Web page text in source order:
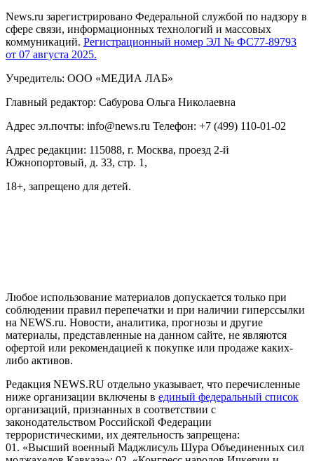
News.ru зарегистрировано Федеральной службой по надзору в
сфере связи, информационных технологий и массовых
коммуникаций. Регистрационный номер ЭЛ № ФС77-89793
от 07 августа 2025.
Учредитель: ООО «МЕДИА ЛАБ»
Главный редактор: Сабурова Ольга Николаевна
Адрес эл.почты: info@news.ru Телефон: +7 (499) 110-01-02
Адрес редакции: 115088, г. Москва, проезд 2-й
Южнопортовый, д. 33, стр. 1,
18+, запрещено для детей.
Любое использование материалов допускается только при
соблюдении правил перепечатки и при наличии гиперссылки
на NEWS.ru. Новости, аналитика, прогнозы и другие
материалы, представленные на данном сайте, не являются
офертой или рекомендацией к покупке или продаже каких-
либо активов.
Редакция NEWS.RU отдельно указывает, что перечисленные
ниже организации включены в единый федеральный список
организаций, признанных в соответствии с
законодательством Российской Федерации
террористическими, их деятельность запрещена:
01. «Высший военный Маджлисуль Шура Объединенных сил